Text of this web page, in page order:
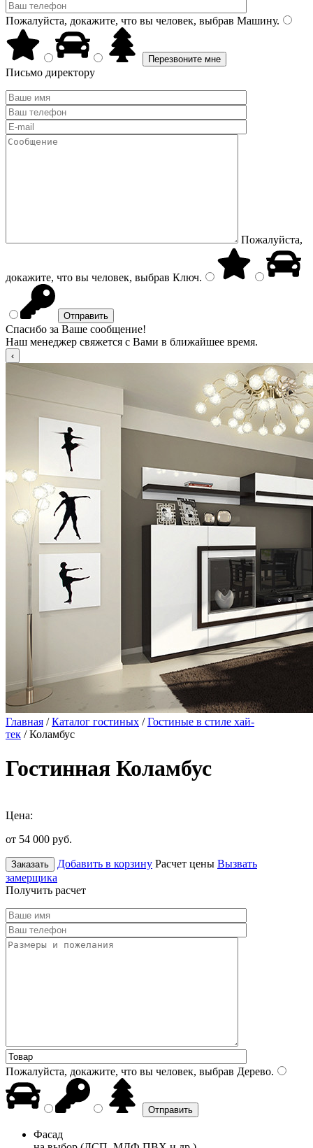
Пожалуйста, докажите, что вы человек, выбрав Машину.
Письмо директору
Пожалуйста,
докажите, что вы человек, выбрав Ключ.
Спасибо за Ваше сообщение!
Наш менеджер свяжется с Вами в ближайшее время.
Главная /Каталог гостиных /Гостиные в стиле хай-
тек / Коламбус
Гостинная Коламбус
Цена:
от 54 000 руб.
Заказать Добавить в корзину Расчет цены Вызвать
замерщика
Получить расчет
Пожалуйста, докажите, что вы человек, выбрав Дерево.
Фасад